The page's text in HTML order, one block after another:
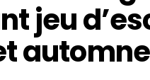
jeu
automne